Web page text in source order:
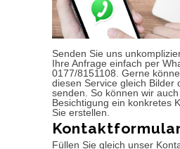
Senden Sie uns
Ihre Anfrage einfach per
0177/8151108. Gerne
diesen Service gleich Bilder
senden. So können wir
Besichtigung ein konkretes
Sie erstellen.
Füllen Sie gleich unser